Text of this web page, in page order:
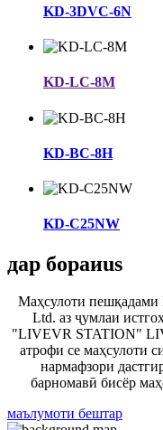
KD-3DVC-6N
KD-LC-8M
KD-BC-8H
KD-C25NW
дар бораиus
Маҳсулоти пешқадами
Ltd. аз ҷумлаи
"LIVEVR STATION"
атрофи се маҳсулоти
нармафзори
барномавӣ бисёр
маълумоти бештар